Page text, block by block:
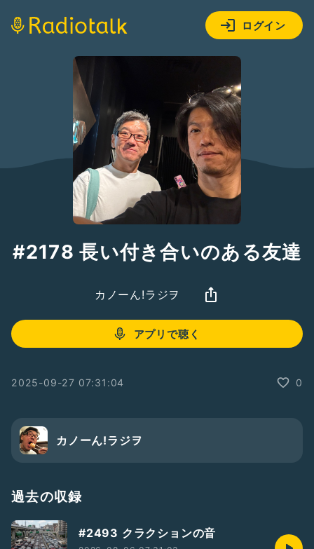
ログイン
#2178 長い付き合いのある友達
カノーん!ラジヲ
アプリで聴く
2025-09-27 07:31:04 0
カノーん!ラジヲ
過去の収録
#2493 クラクションの音